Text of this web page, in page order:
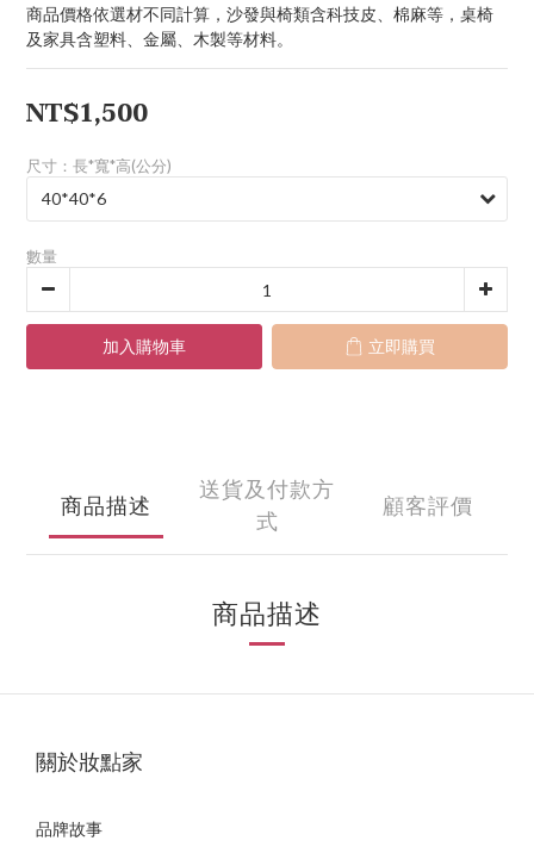
商品價格依選材不同計算，沙發與椅類含科技皮、棉麻等，桌椅
及家具含塑料、金屬、木製等材料。
NT$1,500
尺寸：長*寬*高(公分)
數量
加入購物車 立即購買
商品描述
送貨及付款方
式
顧客評價
商品描述
關於妝點家
品牌故事